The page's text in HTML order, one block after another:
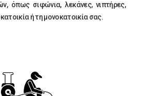
όπως σιφώνια, λεκάνες, νιπτήρες,
ή τη μονοκατοικία σας.